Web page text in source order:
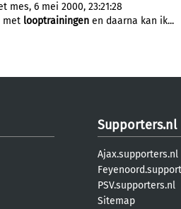
mes, 6 mei 2000, 23:21:28
met looptrainingen en daarna kan ik...
Supporters.nl
Ajax.supporters.nl
PSV.supporters.nl
Sitemap